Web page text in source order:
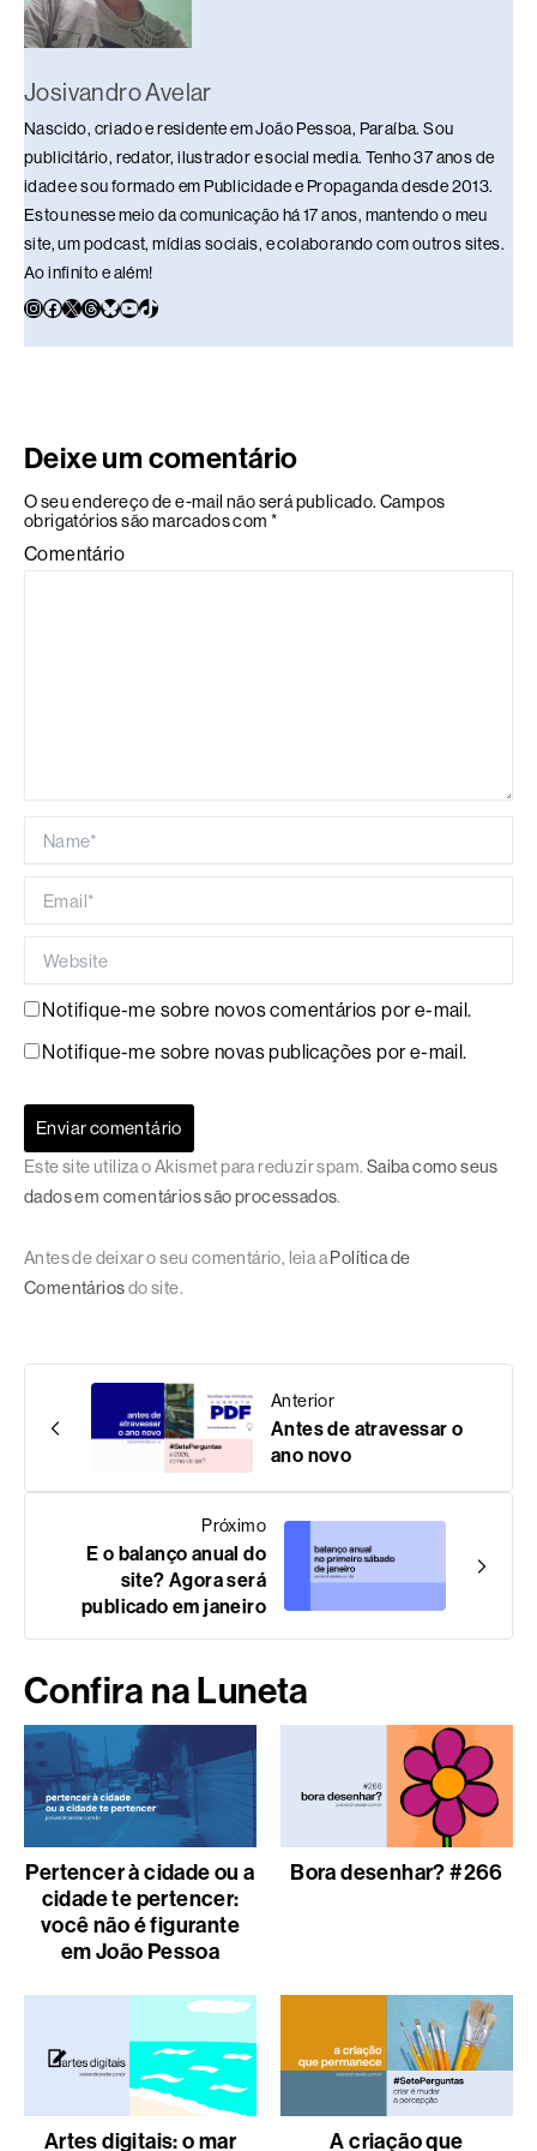
Josivandro Avelar
Nascido, criado e residente em João Pessoa, Paraíba. Sou
publicitário, redator, ilustrador e social media. Tenho 37 anos de
idade e sou formado em Publicidade e Propaganda desde 2013.
Estou nesse meio da comunicação há 17 anos, mantendo o meu
site, um podcast, mídias sociais, e colaborando com outros sites.
Ao infinito e além!
Deixe um comentário
O seu endereço de e-mail não será publicado. Campos
obrigatórios são marcados com *
Comentário
Notifique-me sobre novos comentários por e-mail.
Notifique-me sobre novas publicações por e-mail.
Este site utiliza o Akismet para reduzir spam. Saiba como seus
dados em comentários são processados.
Antes de deixar o seu comentário, leia a Política de
Comentáriosdo site.
Anterior
Antes de atravessar o
ano novo
Próximo
E o balanço anual do
site? Agora será
publicado em janeiro
Confira na Luneta
Pertencer à cidade ou a
cidade te pertencer:
você não é figurante
em João Pessoa
Bora desenhar? #266
Artes digitais: o mar A criação que